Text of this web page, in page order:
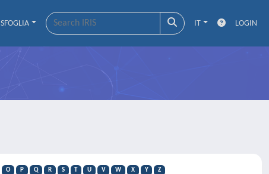
SFOGLIA IT LOGIN
O P Q R S T U V W X Y Z